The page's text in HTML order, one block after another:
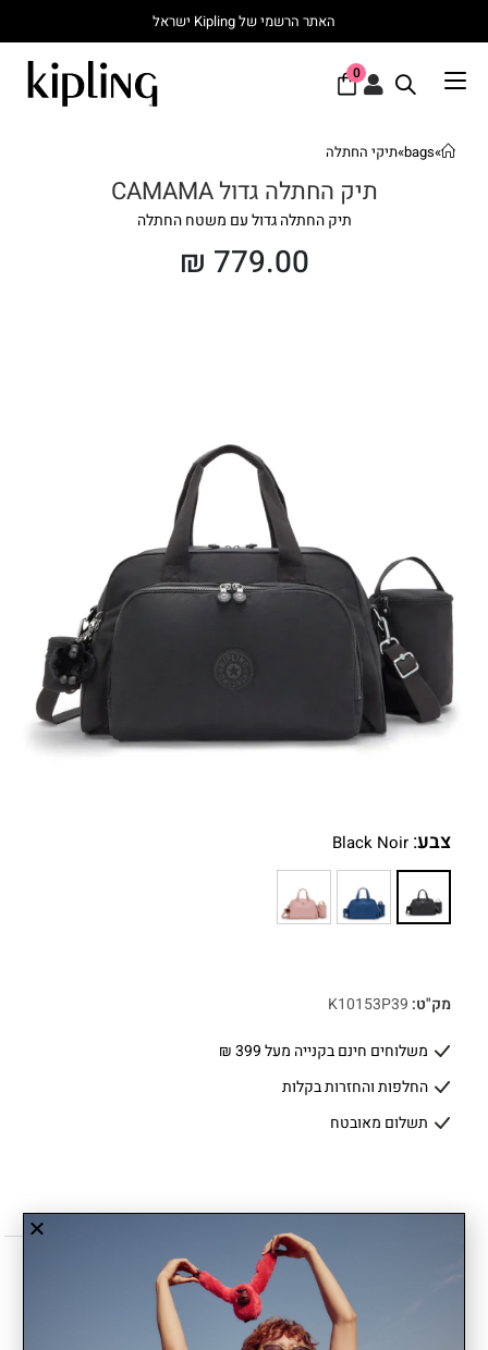
האתר הרשמי של Kipling ישראל
0
»
bags
»תיקי החתלה
תיק החתלה גדול CAMAMA
תיק החתלה גדול עם משטח החתלה
₪ 779.00
צבע:
Black Noir
מק"ט: K10153P39
משלוחים חינם בקנייה מעל 399 ₪
החלפות והחזרות בקלות
תשלום מאובטח
תיאור
יתרונות